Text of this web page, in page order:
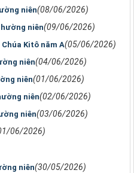
niên(08/06/2026)
niên(09/06/2026)
Kitô năm A(05/06/2026)
niên(04/06/2026)
niên(01/06/2026)
niên(02/06/2026)
niên(03/06/2026)
06/2026)
niên(30/05/2026)